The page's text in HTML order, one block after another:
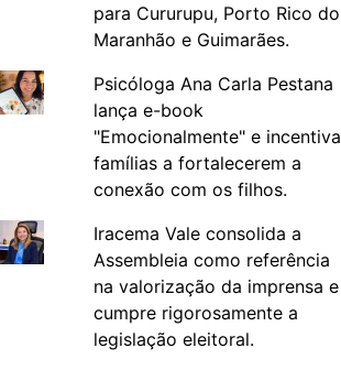
para Cururupu, Porto Rico do
Maranhão e Guimarães.
Psicóloga Ana Carla Pestana
lança e-book
"Emocionalmente" e incentiva
famílias a fortalecerem a
conexão com os filhos.
Iracema Vale consolida a
Assembleia como referência
na valorização da imprensa e
cumpre rigorosamente a
legislação eleitoral.